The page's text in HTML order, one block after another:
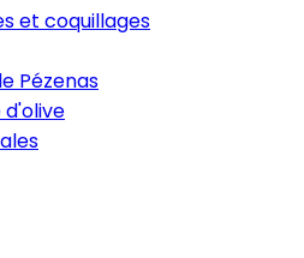
et coquillages
Pézenas
d'olive